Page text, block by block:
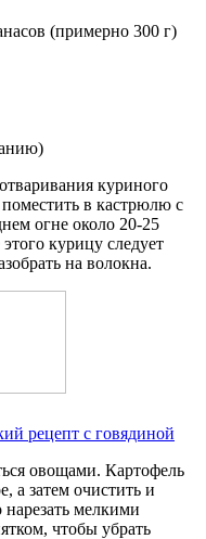
(примерно 300 г)
куриного
в кастрюлю с
огне около 20-25
курицу следует
на волокна.
рецепт с говядиной
овощами. Картофель
а затем очистить и
мелкими
чтобы убрать